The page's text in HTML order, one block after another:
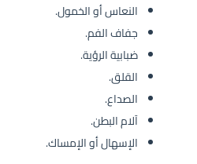
النعاس أو الخمول.
جفاف الفم.
ضبابية الرؤية.
القلق.
الصداع.
آلام البطن.
الإسهال أو الإمساك.